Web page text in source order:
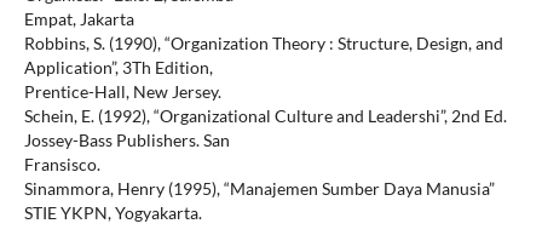
Empat, Jakarta
Robbins, S. (1990), “Organization Theory : Structure, Design, and
Application”, 3Th Edition,
Prentice-Hall, New Jersey.
Schein, E. (1992), “Organizational Culture and Leadershi”, 2nd Ed.
Jossey-Bass Publishers. San
Fransisco.
Sinammora, Henry (1995), “Manajemen Sumber Daya Manusia”
STIE YKPN, Yogyakarta.